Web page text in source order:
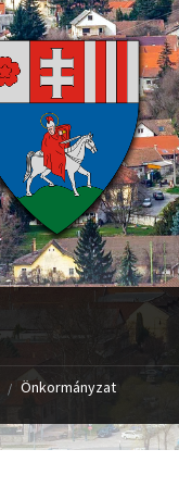
/ Önkormányzat